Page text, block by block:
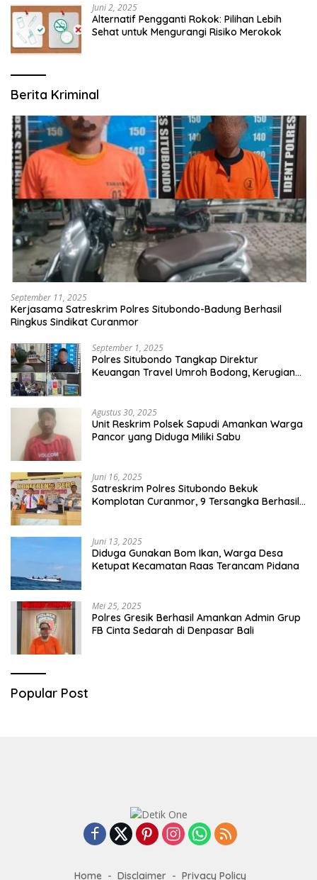
Juni 2, 2025
Alternatif Pengganti Rokok: Pilihan Lebih
Sehat untuk Mengurangi Risiko Merokok
Berita Kriminal
September 11, 2025
Kerjasama Satreskrim Polres Situbondo-Badung Berhasil
Ringkus Sindikat Curanmor
September 1, 2025
Polres Situbondo Tangkap Direktur
Keuangan Travel Umroh Bodong, Kerugian
Agustus 30, 2025
Unit Reskrim Polsek Sapudi Amankan Warga
Pancor yang Diduga Miliki Sabu
Juni 16, 2025
Satreskrim Polres Situbondo Bekuk
Komplotan Curanmor, 9 Tersangka Berhasil
Juni 13, 2025
Diduga Gunakan Bom Ikan, Warga Desa
Ketupat Kecamatan Raas Terancam Pidana
Mei 25, 2025
Polres Gresik Berhasil Amankan Admin Grup
FB Cinta Sedarah di Denpasar Bali
Popular Post
Home Disclaimer Privacy Policy